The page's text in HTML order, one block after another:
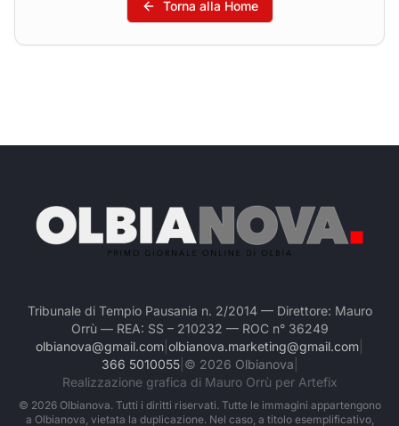
Torna alla Home
Tribunale di Tempio Pausania n. 2/2014 — Direttore: Mauro
Orrù — REA: SS – 210232 — ROC n° 36249
olbianova@gmail.com olbianova.marketing@gmail.com
366 5010055| © 2026 Olbianova
Realizzazione grafica di Mauro Orrù per Artefix
© 2026Olbianova. Tutti i diritti riservati. Tutte le immagini appartengono
a Olbianova, vietata la duplicazione. Nel caso, a titolo esemplificativo,